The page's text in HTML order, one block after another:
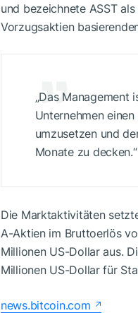
und bezeichnete ASST
Vorzugsaktien
„Das Management
Unternehmen
umzusetzen und
Monate zu decken.“
Die Marktaktivitäten
A-Aktien im Bruttoerlös
Millionen US-Dollar aus.
Millionen US-Dollar für
news.bitcoin.com